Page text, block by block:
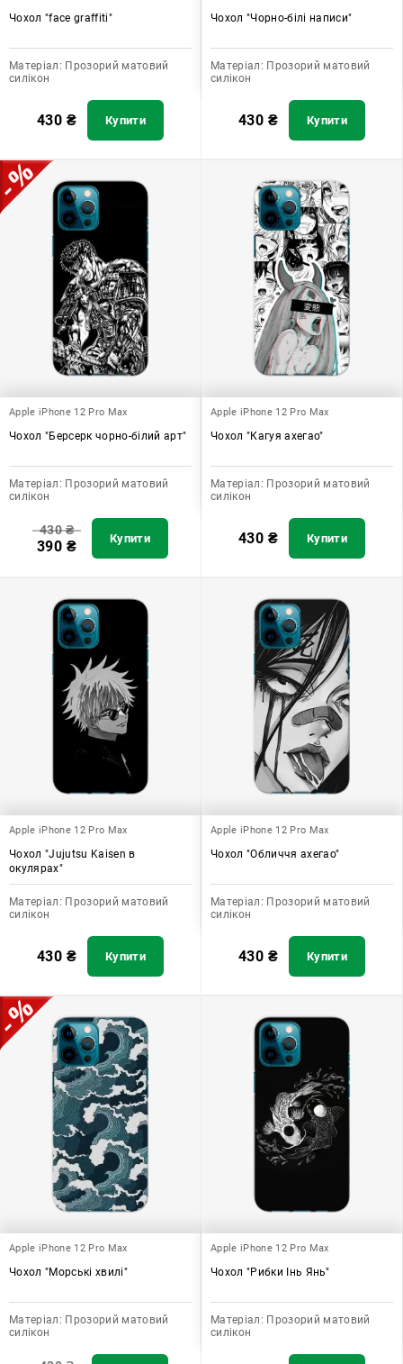
Чохол "face graffiti"
Матеріал: Прозорий матовий
силікон
430 ₴ Купити
Чохол "Чорно-білі написи"
Матеріал: Прозорий матовий
силікон
430 ₴ Купити
Apple iPhone 12 Pro Max
Чохол "Берсерк чорно-білий арт"
Матеріал: Прозорий матовий
силікон
430₴
390 ₴ Купити
Apple iPhone 12 Pro Max
Чохол "Кагуя ахегао"
Матеріал: Прозорий матовий
силікон
430 ₴ Купити
Apple iPhone 12 Pro Max
Чохол "Jujutsu Kaisen в
окулярах"
Матеріал: Прозорий матовий
силікон
430 ₴ Купити
Apple iPhone 12 Pro Max
Чохол "Обличчя ахегао"
Матеріал: Прозорий матовий
силікон
430 ₴ Купити
Apple iPhone 12 Pro Max
Чохол "Морські хвилі"
Матеріал: Прозорий матовий
силікон
Apple iPhone 12 Pro Max
Чохол "Рибки Інь Янь"
Матеріал: Прозорий матовий
силікон